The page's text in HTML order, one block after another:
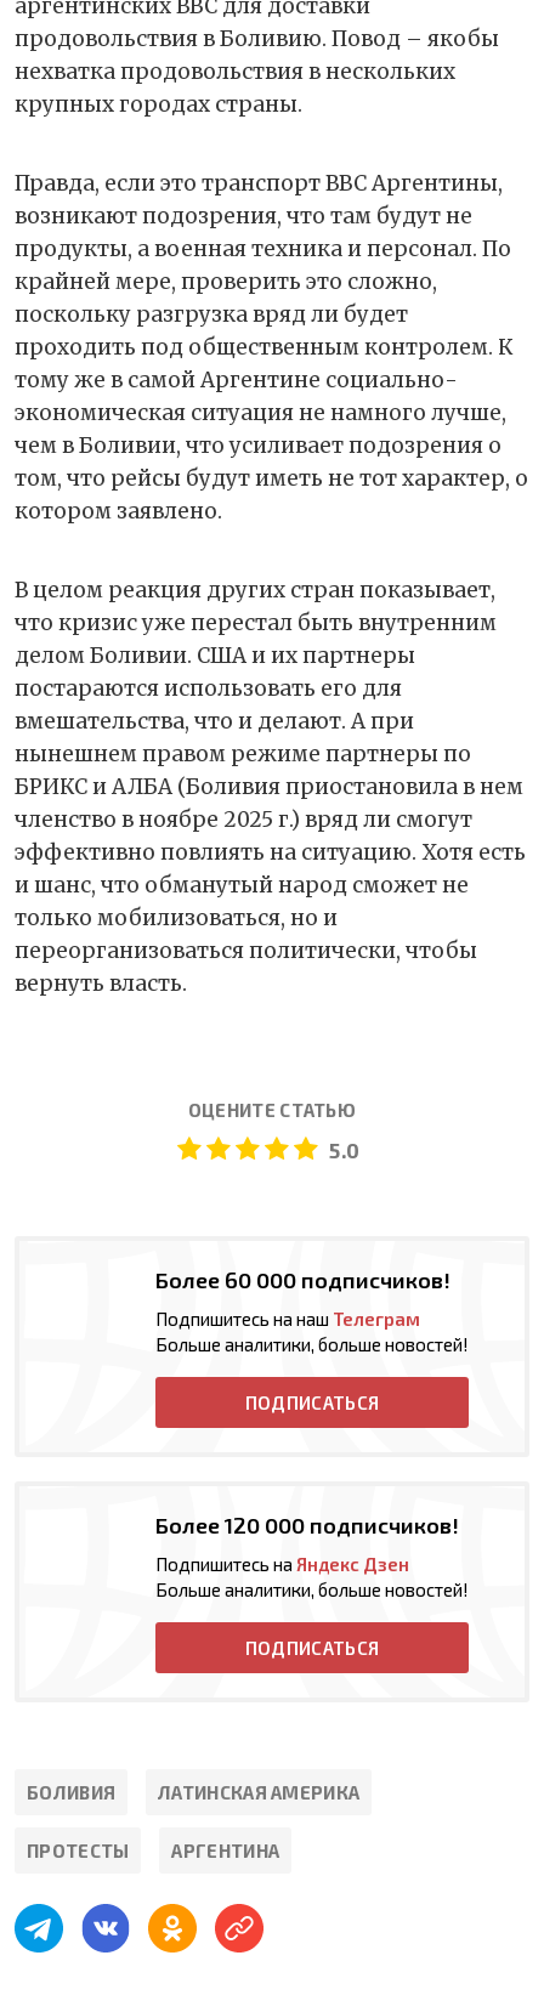
аргентинских ВВС для доставки
продовольствия в Боливию. Повод – якобы
нехватка продовольствия в нескольких
крупных городах страны.
Правда, если это транспорт ВВС Аргентины,
возникают подозрения, что там будут не
продукты, а военная техника и персонал. По
крайней мере, проверить это сложно,
поскольку разгрузка вряд ли будет
проходить под общественным контролем. К
тому же в самой Аргентине социально-
экономическая ситуация не намного лучше,
чем в Боливии, что усиливает подозрения о
том, что рейсы будут иметь не тот характер, о
котором заявлено.
В целом реакция других стран показывает,
что кризис уже перестал быть внутренним
делом Боливии. США и их партнеры
постараются использовать его для
вмешательства, что и делают. А при
нынешнем правом режиме партнеры по
БРИКС и АЛБА (Боливия приостановила в нем
членство в ноябре 2025 г.) вряд ли смогут
эффективно повлиять на ситуацию. Хотя есть
и шанс, что обманутый народ сможет не
только мобилизоваться, но и
переорганизоваться политически, чтобы
вернуть власть.
ОЦЕНИТЕ СТАТЬЮ
5.0
Более 60 000 подписчиков!
Подпишитесь на наш Телеграм
Больше аналитики, больше новостей!
ПОДПИСАТЬСЯ
Более 120 000 подписчиков!
Подпишитесь на Яндекс Дзен
Больше аналитики, больше новостей!
ПОДПИСАТЬСЯ
БОЛИВИЯ ЛАТИНСКАЯ АМЕРИКА
ПРОТЕСТЫ АРГЕНТИНА